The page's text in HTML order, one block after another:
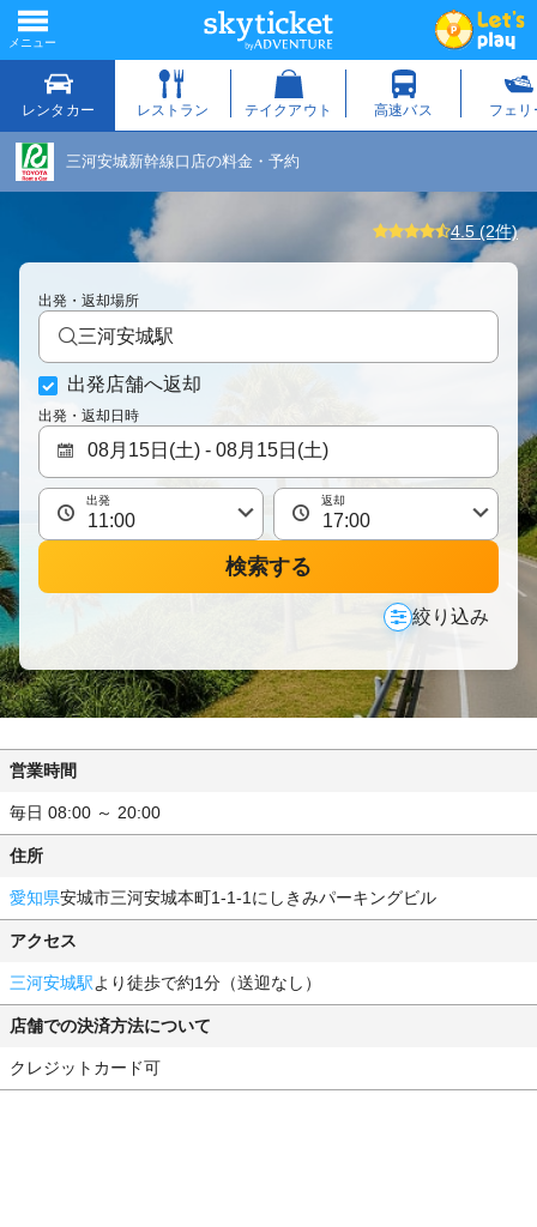
三河安城新幹線口店の料金・予約
4.5 (2件)
出発・返却場所
三河安城駅
出発店舗へ返却
出発・返却日時
出発 返却
検索する
絞り込み
営業時間
毎日 08:00 ～ 20:00
住所
愛知県安城市三河安城本町1-1-1にしきみパーキングビル
アクセス
三河安城駅より徒歩で約1分（送迎なし）
店舗での決済方法について
クレジットカード可